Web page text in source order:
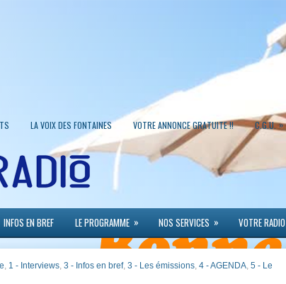
LA VOIX DES FONTAINES VOTRE ANNONCE GRATUITE !! C.G.U. »
INFOS EN BREF LE PROGRAMME » NOS SERVICES » VOTRE RADIO
, 1 - Interviews, 3 - Infos en bref, 3 - Les émissions, 4 - AGENDA, 5 - Le